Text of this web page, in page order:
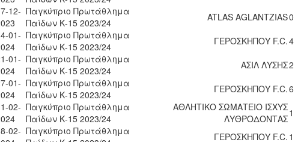
12- Παγκύπριο Πρωτάθλημα
Παίδων Κ-15 2023/24
ATLAS AGLANTZIAS0
01- Παγκύπριο Πρωτάθλημα
Παίδων Κ-15 2023/24
ΓΕΡΟΣΚΗΠΟΥ F.C.4
01- Παγκύπριο Πρωτάθλημα
Παίδων Κ-15 2023/24
ΑΣΙΛ ΛΥΣΗΣ2
01- Παγκύπριο Πρωτάθλημα
Παίδων Κ-15 2023/24
ΓΕΡΟΣΚΗΠΟΥ F.C.6
02- Παγκύπριο Πρωτάθλημα
Παίδων Κ-15 2023/24
ΑΘΛΗΤΙΚΟ ΣΩΜΑΤΕΙΟ ΙΣΧΥΣ
ΛΥΘΡΟΔΟΝΤΑΣ1
02- Παγκύπριο Πρωτάθλημα
ΓΕΡΟΣΚΗΠΟΥ F.C. 1